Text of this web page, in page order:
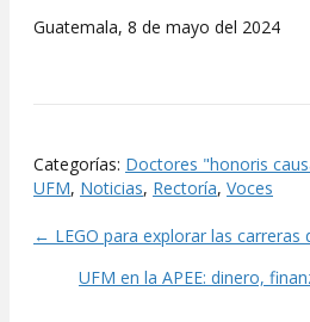
Guatemala, 8 de mayo del 2024
Categorías: Doctores "honoris
UFM, Noticias, Rectoría, Voces
Posts
navigation
← LEGO para explorar las carreras
UFM en la APEE: dinero,